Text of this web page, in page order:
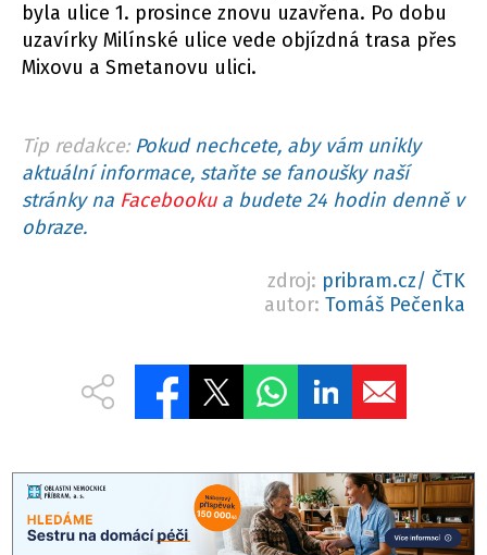
byla ulice 1. prosince znovu uzavřena. Po dobu
uzavírky Milínské ulice vede objízdná trasa přes
Mixovu a Smetanovu ulici.
Tip redakce: Pokud nechcete, aby vám unikly
aktuální informace, staňte se fanoušky naší
stránky na Facebookua budete 24 hodin denně v
obraze.
zdroj: pribram.cz/ ČTK
autor: Tomáš Pečenka